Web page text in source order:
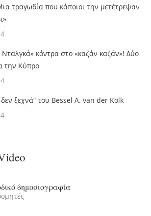
τραγωδία που κάποιοι την μετέτρεψαν
κόντρα στο «καζάν καζάν»! Δύο
την Κύπρο
ξεχνά” του Bessel A. van der Kolk
δημοσιογραφία